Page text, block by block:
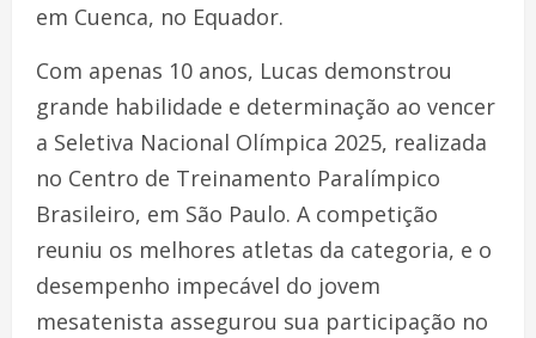
em Cuenca, no Equador.
Com apenas 10 anos, Lucas demonstrou
grande habilidade e determinação ao vencer
a Seletiva Nacional Olímpica 2025, realizada
no Centro de Treinamento Paralímpico
Brasileiro, em São Paulo. A competição
reuniu os melhores atletas da categoria, e o
desempenho impecável do jovem
mesatenista assegurou sua participação no